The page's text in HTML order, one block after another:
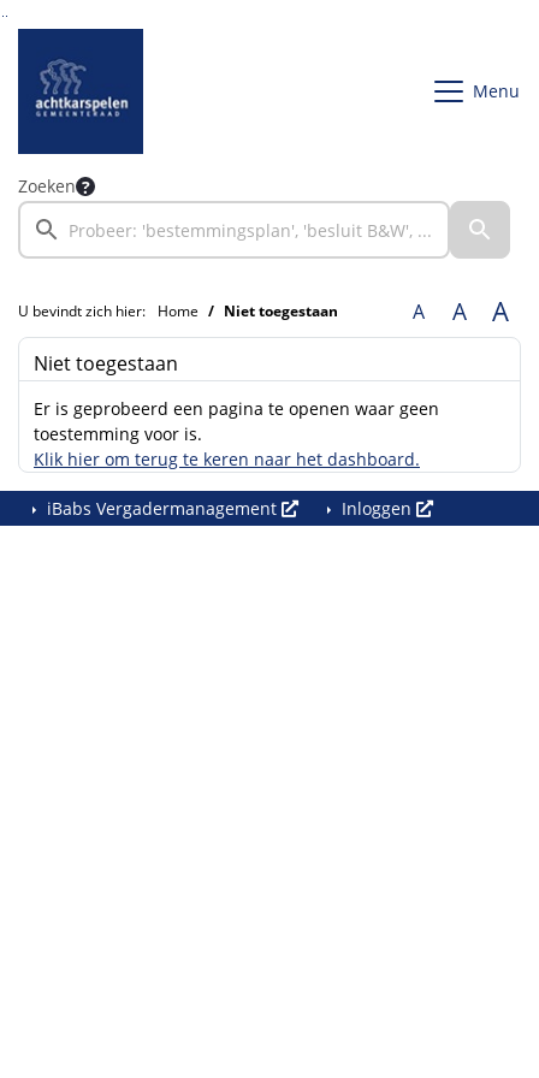
Ga naar de inhoud van deze pagina
Ga naar het zoeken
Ga naar het menu
Menu
Zoeken
U bevindt zich hier: Home Niet toegestaan A A A
Niet toegestaan
Er is geprobeerd een pagina te openen waar geen
toestemming voor is.
Klik hier om terug te keren naar het dashboard.
iBabs Vergadermanagement Inloggen